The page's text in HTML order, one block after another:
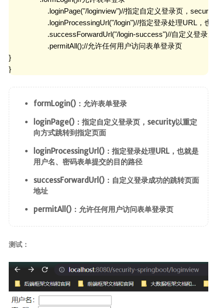
.loginPage("/loginview")//指定自定义登录页，
.loginProcessingUrl("/login")//指定登录处理
.successForwardUrl("/login-success")//自定义登
                    .permitAll();//允许任何用户访问表单登录页
}
}
formLogin()：允许表单登录
loginPage()：指定自定义登录页，security以重定
向方式跳转到指定页面
loginProcessingUrl()：指定登录处理URL，也就是
用户名、密码表单提交的目的路径
successForwardUrl()：自定义登录成功的跳转页面
地址
permitAll()：允许任何用户访问表单登录页
测试：
Mybatis
MybatisPlus
Spring
SpringMVC
SpringSecurity
版本控制
Maven
核心
Linux
设计模式
时光轴